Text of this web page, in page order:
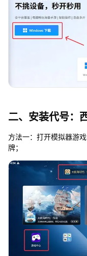
二、安装代号：
方法一：打开模拟器游
牌；